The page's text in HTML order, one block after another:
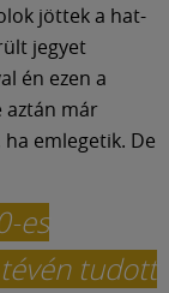
jöttek a hat-
jegyet
én ezen a
aztán már
emlegetik. De
es
tudott